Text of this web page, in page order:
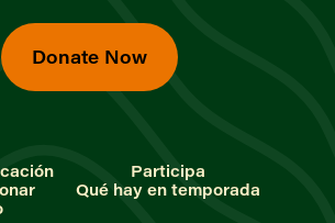
Donate Now
Participa
Qué hay en temporada